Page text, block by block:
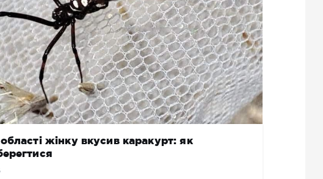
жінку вкусив каракурт: як